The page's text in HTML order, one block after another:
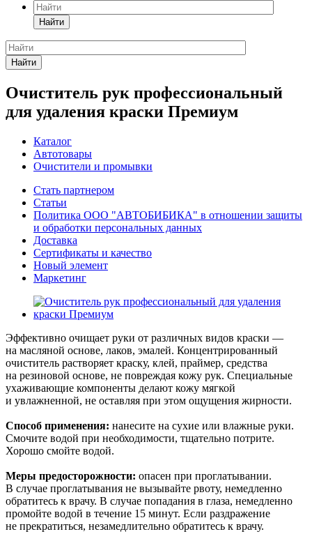
Найти
Найти
Очиститель рук профессиональный
для удаления краски Премиум
Каталог
Автотовары
Очистители и промывки
Стать партнером
Статьи
Политика ООО "АВТОБИБИКА" в отношении защиты
и обработки персональных данных
Доставка
Сертификаты и качество
Новый элемент
Маркетинг
Эффективно очищает руки от различных видов краски —
на масляной основе, лаков, эмалей. Концентрированный
очиститель растворяет краску, клей, праймер, средства
на резиновой основе, не повреждая кожу рук. Специальные
ухаживающие компоненты делают кожу мягкой
и увлажненной, не оставляя при этом ощущения жирности.
Способ применения: нанесите на сухие или влажные руки.
Смочите водой при необходимости, тщательно потрите.
Хорошо смойте водой.
Меры предосторожности: опасен при проглатывании.
В случае проглатывания не вызывайте рвоту, немедленно
обратитесь к врачу. В случае попадания в глаза, немедленно
промойте водой в течение 15 минут. Если раздражение
не прекратиться, незамедлительно обратитесь к врачу.